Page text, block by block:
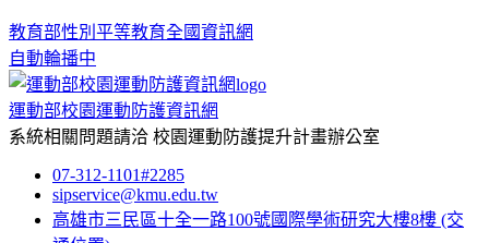
教育部性別平等教育全國資訊網
自動輪播中
運動部校園運動防護資訊網
系統相關問題請洽 校園運動防護提升計畫辦公室
07-312-1101#2285
sipservice@kmu.edu.tw
高雄市三民區十全一路100號國際學術研究大樓8樓 (交